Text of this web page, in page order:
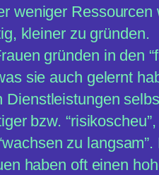
weniger
kleiner zu gründen.
gründen in den
sie auch gelernt
Dienstleistungen
bzw.
zu
haben oft einen